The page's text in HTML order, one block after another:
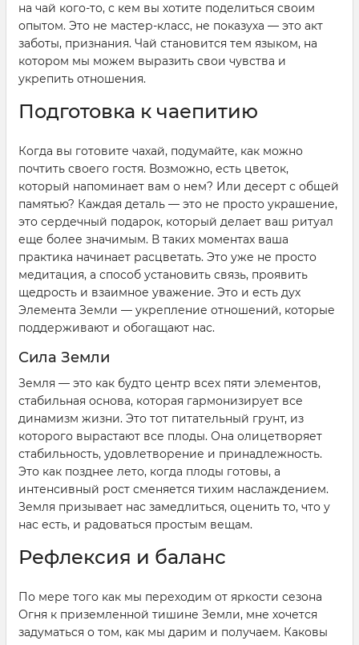
на чай кого-то, с кем вы хотите поделиться своим
опытом. Это не мастер-класс, не показуха — это акт
заботы, признания. Чай становится тем языком, на
котором мы можем выразить свои чувства и
укрепить отношения.
Подготовка к чаепитию
Когда вы готовите чахай, подумайте, как можно
почтить своего гостя. Возможно, есть цветок,
который напоминает вам о нем? Или десерт с общей
памятью? Каждая деталь — это не просто украшение,
это сердечный подарок, который делает ваш ритуал
еще более значимым. В таких моментах ваша
практика начинает расцветать. Это уже не просто
медитация, а способ установить связь, проявить
щедрость и взаимное уважение. Это и есть дух
Элемента Земли — укрепление отношений, которые
поддерживают и обогащают нас.
Сила Земли
Земля — это как будто центр всех пяти элементов,
стабильная основа, которая гармонизирует все
динамизм жизни. Это тот питательный грунт, из
которого вырастают все плоды. Она олицетворяет
стабильность, удовлетворение и принадлежность.
Это как позднее лето, когда плоды готовы, а
интенсивный рост сменяется тихим наслаждением.
Земля призывает нас замедлиться, оценить то, что у
нас есть, и радоваться простым вещам.
Рефлексия и баланс
По мере того как мы переходим от яркости сезона
Огня к приземленной тишине Земли, мне хочется
задуматься о том, как мы дарим и получаем. Каковы